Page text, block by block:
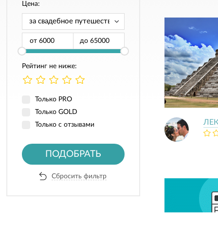
Цена:
от до
Рейтинг не ниже:
Только PRO
Только GOLD
Только с отзывами
ПОДОБРАТЬ
Сбросить фильтр